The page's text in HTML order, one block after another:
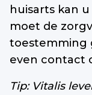
huisarts kan
moet de
toestemming
even contact
Tip: Vitalis